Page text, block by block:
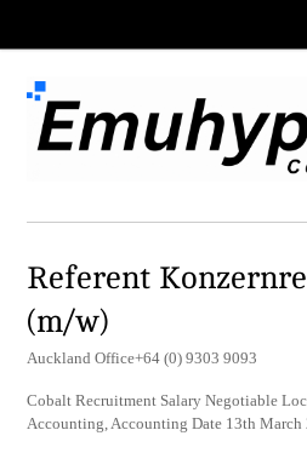
Referent
(m/w)
Auckland Office+64 (0) 9303 9093
Cobalt Recruitment Salary Negotiable
Accounting, Accounting Date 13th March